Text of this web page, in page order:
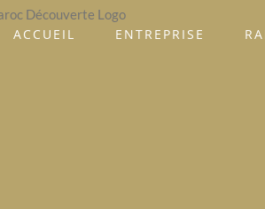
ACCUEIL ENTREPRISE